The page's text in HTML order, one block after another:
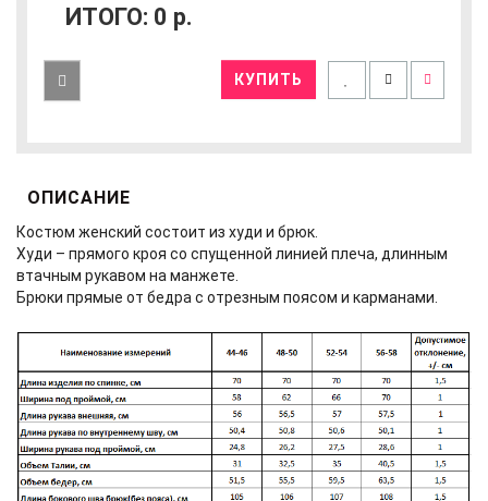
ИТОГО: 0 р.
КУПИТЬ
ОПИСАНИЕ
Костюм женский состоит из худи и брюк.
Худи – прямого кроя со спущенной линией плеча, длинным
втачным рукавом на манжете.
Брюки прямые от бедра с отрезным поясом и карманами.